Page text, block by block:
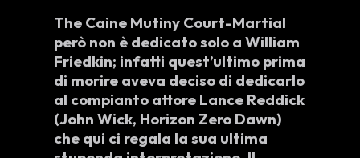
The Caine Mutiny Court-Martial
però non è dedicato solo aWilliam
Friedkin; infatti quest’ultimo prima
di morire aveva deciso di dedicarlo
al compianto attore Lance Reddick
(John Wick, Horizon Zero Dawn)
che qui ci regala la sua ultima